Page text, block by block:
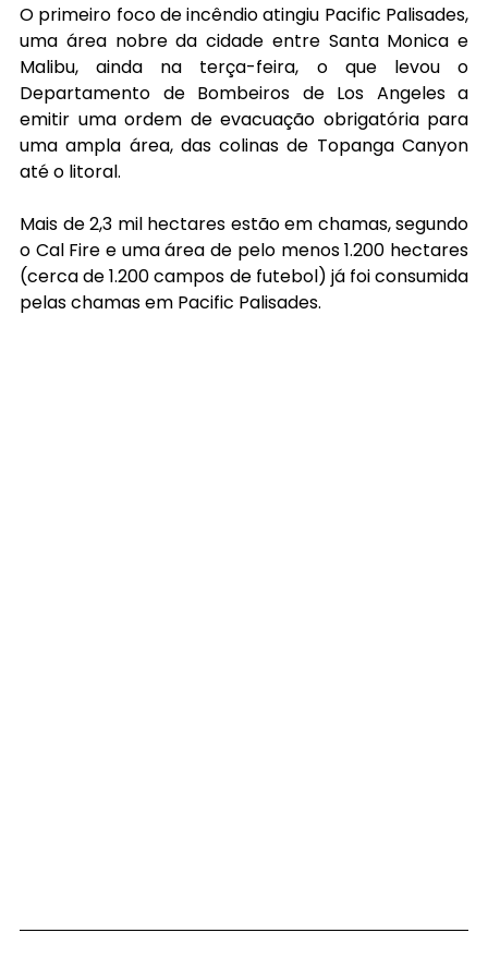
O primeiro foco de incêndio atingiu Pacific Palisades,
uma área nobre da cidade entre Santa Monica e
Malibu, ainda na terça-feira, o que levou o
Departamento de Bombeiros de Los Angeles a
emitir uma ordem de evacuação obrigatória para
uma ampla área, das colinas de Topanga Canyon
até o litoral.
Mais de 2,3 mil hectares estão em chamas, segundo
o Cal Fire e uma área de pelo menos 1.200 hectares
(cerca de 1.200 campos de futebol) já foi consumida
pelas chamas em Pacific Palisades.